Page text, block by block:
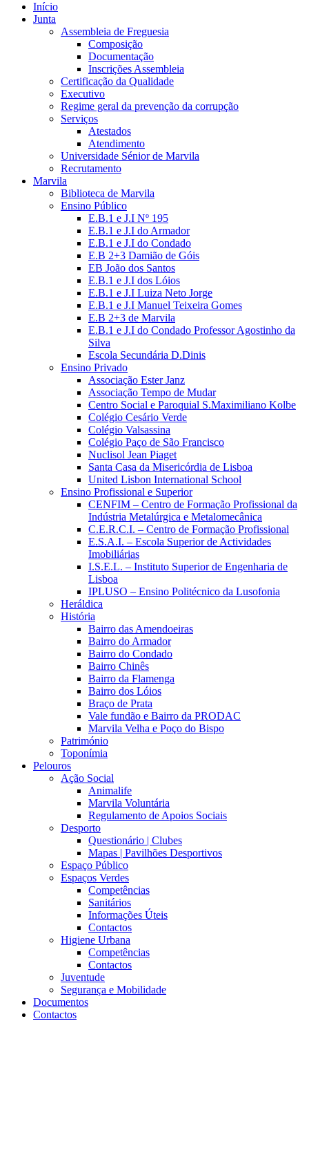
Início
Junta
Assembleia de Freguesia
Composição
Documentação
Inscrições Assembleia
Certificação da Qualidade
Executivo
Regime geral da prevenção da corrupção
Serviços
Atestados
Atendimento
Universidade Sénior de Marvila
Recrutamento
Marvila
Biblioteca de Marvila
Ensino Público
E.B.1 e J.I Nº 195
E.B.1 e J.I do Armador
E.B.1 e J.I do Condado
E.B 2+3 Damião de Góis
EB João dos Santos
E.B.1 e J.I dos Lóios
E.B.1 e J.I Luiza Neto Jorge
E.B.1 e J.I Manuel Teixeira Gomes
E.B 2+3 de Marvila
E.B.1 e J.I do Condado Professor Agostinho da
Silva
Escola Secundária D.Dinis
Ensino Privado
Associação Ester Janz
Associação Tempo de Mudar
Centro Social e Paroquial S.Maximiliano Kolbe
Colégio Cesário Verde
Colégio Valsassina
Colégio Paço de São Francisco
Nuclisol Jean Piaget
Santa Casa da Misericórdia de Lisboa
United Lisbon International School
Ensino Profissional e Superior
CENFIM – Centro de Formação Profissional da
Indústria Metalúrgica e Metalomecânica
C.E.R.C.I. – Centro de Formação Profissional
E.S.A.I. – Escola Superior de Actividades
Imobiliárias
I.S.E.L. – Instituto Superior de Engenharia de
Lisboa
IPLUSO – Ensino Politécnico da Lusofonia
Heráldica
História
Bairro das Amendoeiras
Bairro do Armador
Bairro do Condado
Bairro Chinês
Bairro da Flamenga
Bairro dos Lóios
Braço de Prata
Vale fundão e Bairro da PRODAC
Marvila Velha e Poço do Bispo
Património
Toponímia
Pelouros
Ação Social
Animalife
Marvila Voluntária
Regulamento de Apoios Sociais
Desporto
Questionário | Clubes
Mapas | Pavilhões Desportivos
Espaço Público
Espaços Verdes
Competências
Sanitários
Informações Úteis
Contactos
Higiene Urbana
Competências
Contactos
Juventude
Segurança e Mobilidade
Documentos
Contactos